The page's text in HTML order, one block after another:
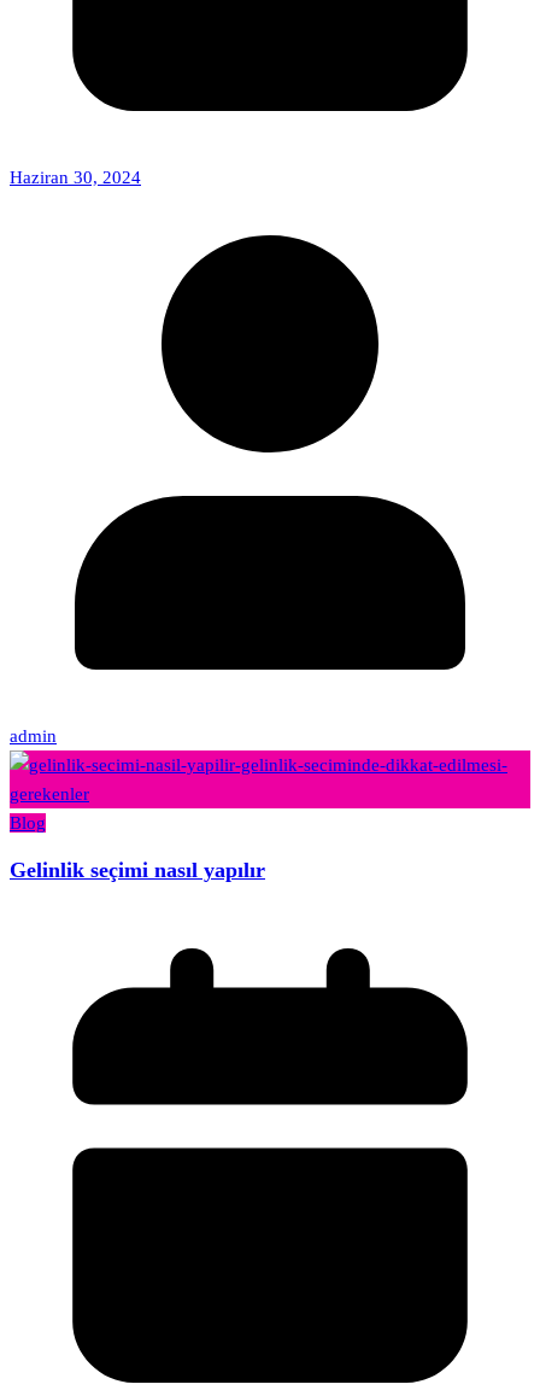
Haziran 30, 2024
admin
Blog
Gelinlik seçimi nasıl yapılır